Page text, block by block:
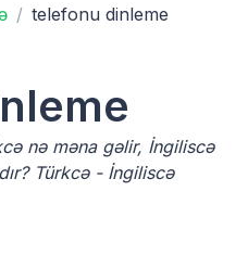
telefonu dinleme
nə məna gəlir, İngiliscə
Türkcə - İngiliscə